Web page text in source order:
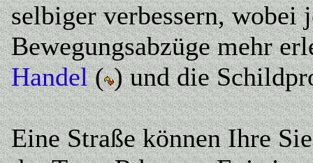
selbiger verbessern,
Bewegungsabzüge mehr
Handel( ) und die
Eine Straße können Ihre